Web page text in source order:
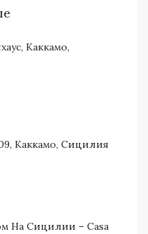
Каккамо,
Каккамо, Сицилия
На Сицилии – Casa